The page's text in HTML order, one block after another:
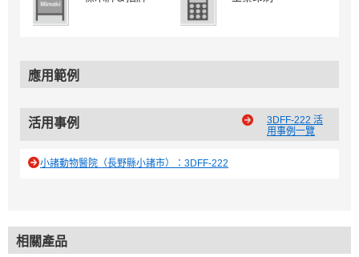
應用範例
活用事例
3DFF-222 活
用事例一覽
小諸動物醫院（長野縣小諸市）：3DFF-222
相關產品